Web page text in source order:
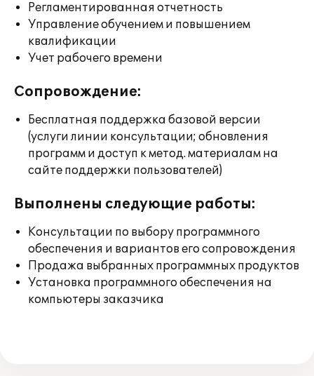
Регламентированная отчетность
Управление обучением и повышением
квалификации
Учет рабочего времени
Сопровождение:
Бесплатная поддержка базовой версии
(услуги линии консультации; обновления
программ и доступ к метод. материалам на
сайте поддержки пользователей)
Выполнены следующие работы:
Консультации по выбору программного
обеспечения и вариантов его сопровождения
Продажа выбранных программных продуктов
Установка программного обеспечения на
компьютеры заказчика